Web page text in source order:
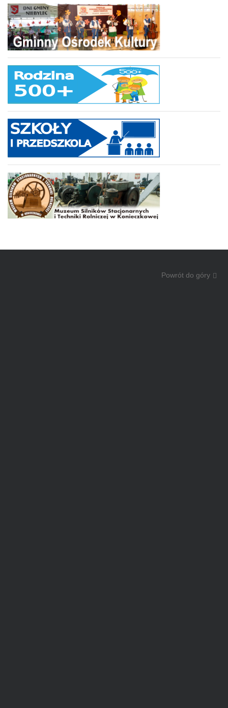
Powrót do góry